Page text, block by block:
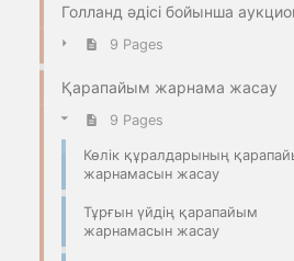
Голланд әдісі бойынша
9 Pages
Қарапайым жарнама жасау
9 Pages
Көлік құралдарының
жарнамасын жасау
Тұрғын үйдің қарапайым
жарнамасын жасау